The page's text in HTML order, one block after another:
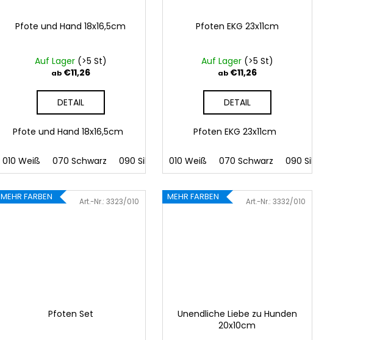
englisch französisch slowakisch polnisch ungarisch
Pfote und Hand 18x16,5cm
Auf Lager (>5 St)
ab€11,26
DETAIL
Pfote und Hand 18x16,5cm
010 Weiß 070 Schwarz 090 Silber 091 Gold 032 Rot 041 Rosa
Pfoten EKG 23x11cm
Auf Lager (>5 St)
ab€11,26
DETAIL
Pfoten EKG 23x11cm
010 Weiß 070 Schwarz 090 Silber
MEHR FARBEN
Pfoten Set
Art.-Nr.: 3323/010 MEHR FARBEN
Unendliche Liebe zu Hunden
20x10cm
Art.-Nr.: 3332/010